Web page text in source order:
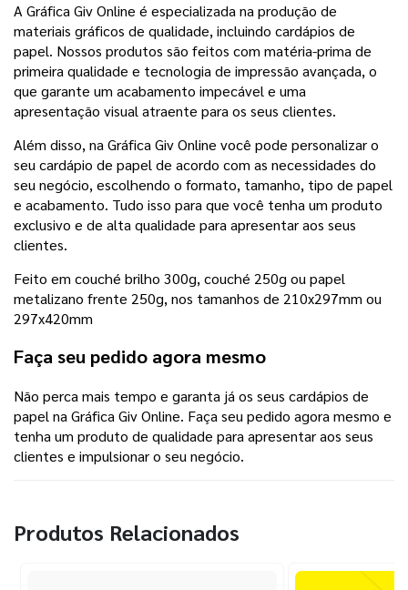
A Gráfica Giv Online é especializada na produção de
materiais gráficos de qualidade, incluindo cardápios de
papel. Nossos produtos são feitos com matéria-prima de
primeira qualidade e tecnologia de impressão avançada, o
que garante um acabamento impecável e uma
apresentação visual atraente para os seus clientes.
Além disso, na Gráfica Giv Online você pode personalizar o
seu cardápio de papel de acordo com as necessidades do
seu negócio, escolhendo o formato, tamanho, tipo de papel
e acabamento. Tudo isso para que você tenha um produto
exclusivo e de alta qualidade para apresentar aos seus
clientes.
Feito em couché brilho 300g, couché 250g ou papel
metalizano frente 250g, nos tamanhos de 210x297mm ou
297x420mm
Faça seu pedido agora mesmo
Não perca mais tempo e garanta já os seus cardápios de
papel na Gráfica Giv Online. Faça seu pedido agora mesmo e
tenha um produto de qualidade para apresentar aos seus
clientes e impulsionar o seu negócio.
Produtos Relacionados